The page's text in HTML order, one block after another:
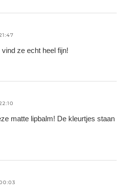
ze echt heel fijn!
matte lipbalm! De kleurtjes staan